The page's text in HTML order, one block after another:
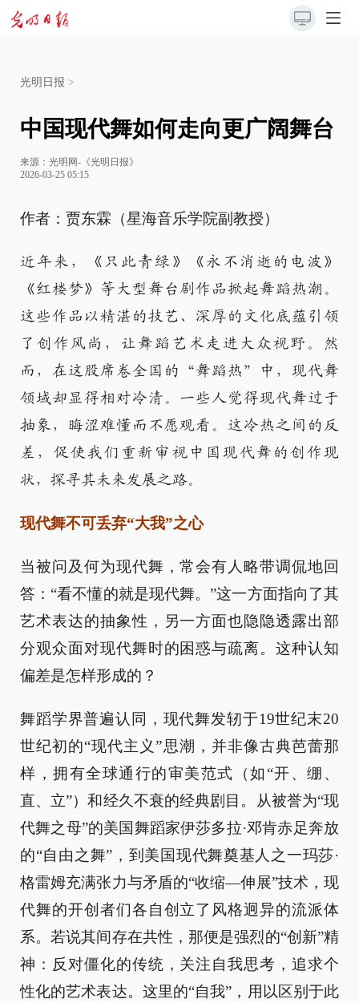
光明日报 >
中国现代舞如何走向更广阔舞台
来源： 光明网-《光明日报》
2026-03-25 05:15
作者：贾东霖（星海音乐学院副教授）
近年来，《只此青绿》《永不消逝的电波》
《红楼梦》等大型舞台剧作品掀起舞蹈热潮。
这些作品以精湛的技艺、深厚的文化底蕴引领
了创作风尚，让舞蹈艺术走进大众视野。然
而，在这股席卷全国的“舞蹈热”中，现代舞
领域却显得相对冷清。一些人觉得现代舞过于
抽象，晦涩难懂而不愿观看。这冷热之间的反
差，促使我们重新审视中国现代舞的创作现
状，探寻其未来发展之路。
现代舞不可丢弃“大我”之心
当被问及何为现代舞，常会有人略带调侃地回
答：“看不懂的就是现代舞。”这一方面指向了其
艺术表达的抽象性，另一方面也隐隐透露出部
分观众面对现代舞时的困惑与疏离。这种认知
偏差是怎样形成的？
舞蹈学界普遍认同，现代舞发轫于19世纪末20
世纪初的“现代主义”思潮，并非像古典芭蕾那
样，拥有全球通行的审美范式（如“开、绷、
直、立”）和经久不衰的经典剧目。从被誉为“现
代舞之母”的美国舞蹈家伊莎多拉·邓肯赤足奔放
的“自由之舞”，到美国现代舞奠基人之一玛莎·
格雷姆充满张力与矛盾的“收缩—伸展”技术，现
代舞的开创者们各自创立了风格迥异的流派体
系。若说其间存在共性，那便是强烈的“创新”精
神：反对僵化的传统，关注自我思考，追求个
性化的艺术表达。这里的“自我”，用以区别于此